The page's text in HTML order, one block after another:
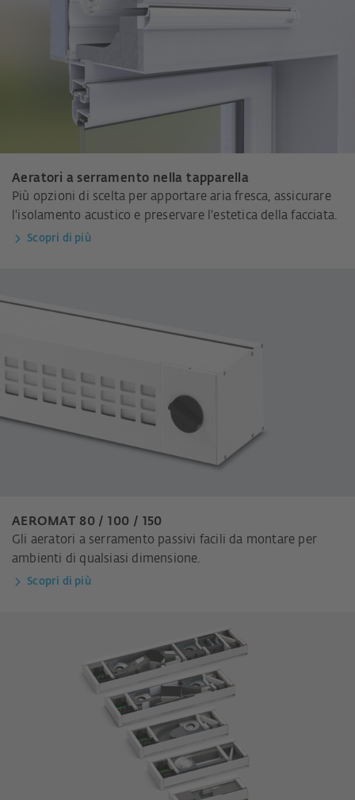
Aeratori a serramento nella tapparella
Più opzioni di scelta per apportare aria fresca, assicurare
l'isolamento acustico e preservare l'estetica della facciata.
Scopri di più
AEROMAT 80 / 100 / 150
Gli aeratori a serramento passivi facili da montare per
ambienti di qualsiasi dimensione.
Scopri di più